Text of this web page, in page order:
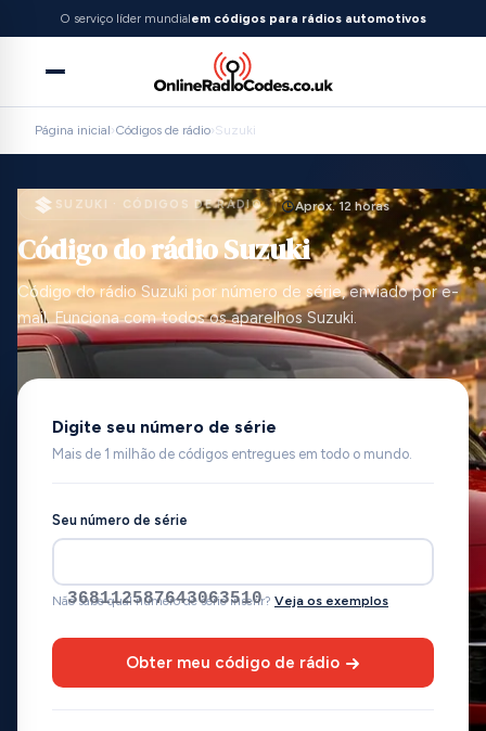
O serviço líder mundialem códigos para rádios automotivos
Página inicial›Códigos de rádio›Suzuki
SUZUKI · CÓDIGOS DE RÁDIO Aprox. 12 horas
Código do rádio Suzuki
Código do rádio Suzuki por número de série, enviado por e-
mail. Funciona com todos os aparelhos Suzuki.
Digite seu número de série
Mais de 1 milhão de códigos entregues em todo o mundo.
Seu número de série
368112587643063510
Não sabe qual número de série inserir? Veja os exemplos
Obter meu código de rádio